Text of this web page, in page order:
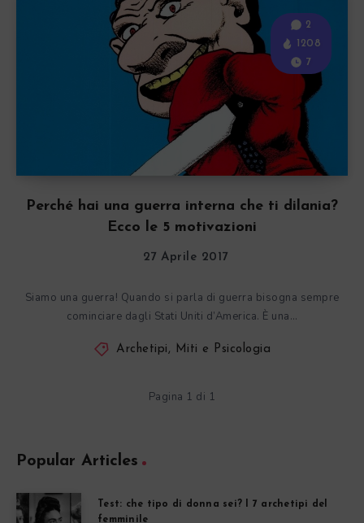
Perché hai una guerra interna che ti dilania?
Ecco le 5 motivazioni
2
1208
7
27 Aprile 2017
Siamo una guerra! Quando si parla di guerra bisogna sempre
cominciare dagli Stati Uniti d’America. È una…
Archetipi, Miti e Psicologia
Pagina 1 di 1
Popular Articles
Test: che tipo di donna sei? I 7 archetipi del
femminile